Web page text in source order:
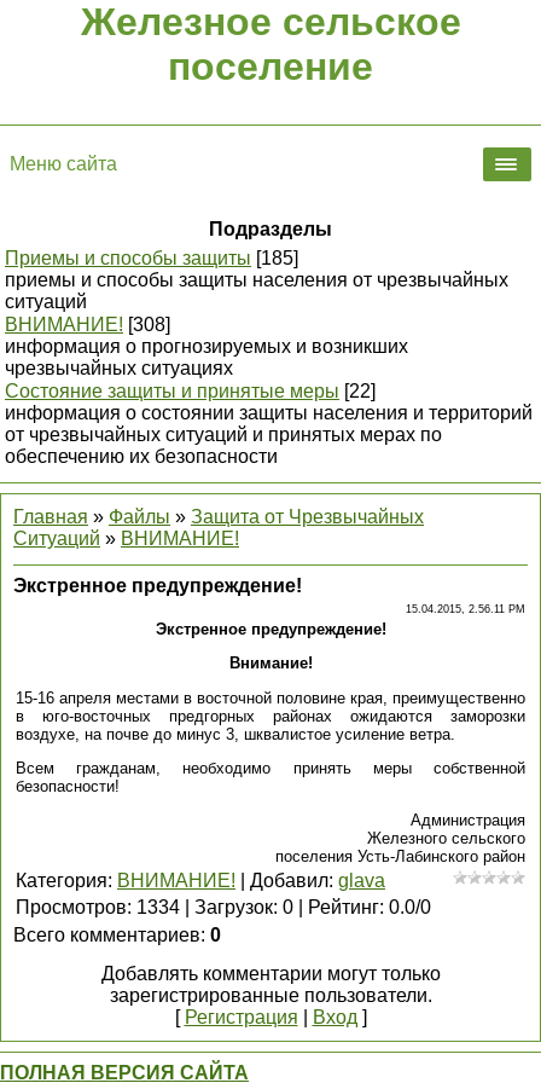
Железное сельское
поселение
Меню сайта
Подразделы
Приемы и способы защиты [185]
приемы и способы защиты населения от чрезвычайных
ситуаций
ВНИМАНИЕ! [308]
информация о прогнозируемых и возникших
чрезвычайных ситуациях
Состояние защиты и принятые меры [22]
информация о состоянии защиты населения и территорий
от чрезвычайных ситуаций и принятых мерах по
обеспечению их безопасности
Главная » Файлы » Защита от Чрезвычайных
Ситуаций » ВНИМАНИЕ!
Экстренное предупреждение!
15.04.2015, 2.56.11 PM
Экстренное предупреждение!
Внимание!
15-16 апреля местами в восточной половине края, преимущественно
в юго-восточных предгорных районах ожидаются заморозки
воздухе, на почве до минус 3, шквалистое усиление ветра.
Всем гражданам, необходимо принять меры собственной
безопасности!
Администрация
Железного сельского
поселения Усть-Лабинского район
Категория: ВНИМАНИЕ! Добавил: glava
Просмотров: 1334 Загрузок: 0 Рейтинг: 0.0/0
Всего комментариев: 0
Добавлять комментарии могут только
зарегистрированные пользователи.
[ Регистрация Вход ]
ПОЛНАЯ ВЕРСИЯ САЙТА